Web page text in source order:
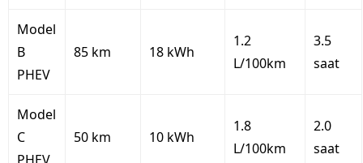
Model
B
PHEV
85 km 18 kWh
1.2
L/100km
3.5
saat
Model
C
50 km 10 kWh
1.8
L/100km
2.0
saat